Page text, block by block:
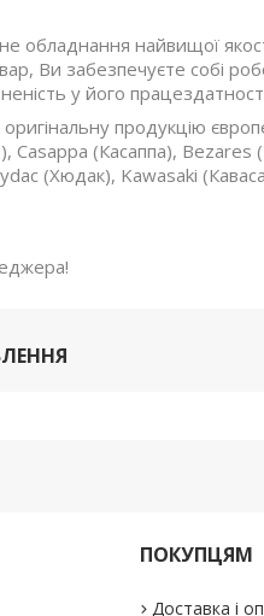
обладнання найвищої
Ви забезпечуєте собі
у його
продукцію
Casappa (Касаппа),
(Хюдак), Kawasaki
ПОКУПЦЯМ
Доставка і